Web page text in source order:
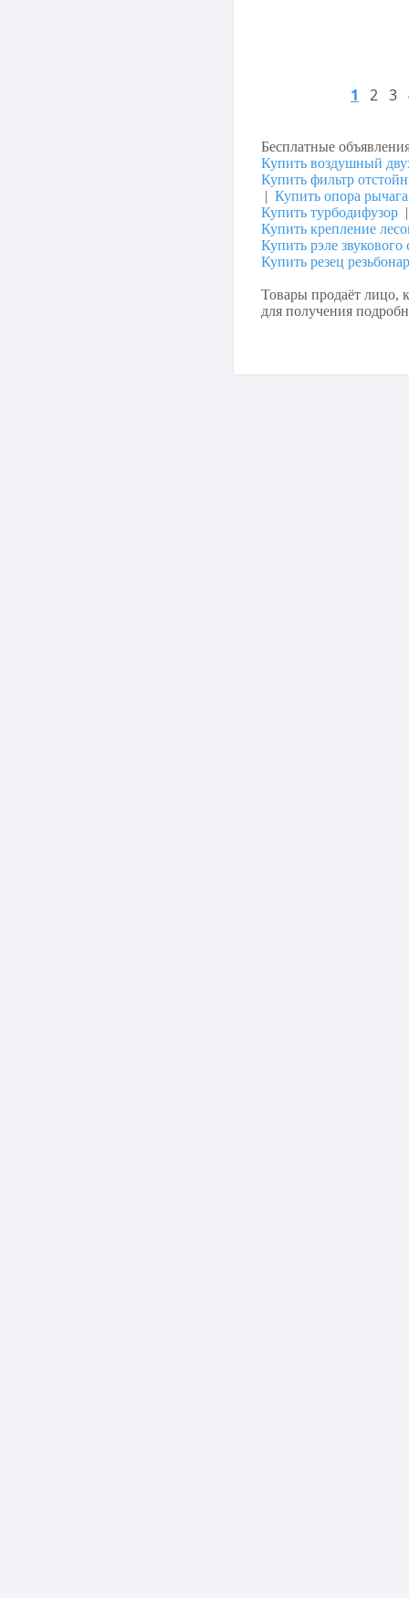
1 2 3
Бесплатные
Купить воздушный
Купить фильтр
| Купить опора
Купить турбодифузор
Купить крепление
Купить рэле звукового
Купить резец
Товары продаёт лицо,
для получения